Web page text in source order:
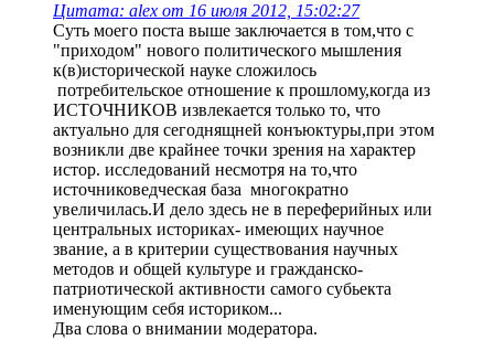
Цитата: alex от 16 июля 2012, 15:02:27
Суть моего поста выше заключается в том,что с
"приходом" нового политического мышления
к(в)исторической науке сложилось
потребительское отношение к прошлому,когда из
ИСТОЧНИКОВ извлекается только то, что
актуально для сегоднящней конъюктуры,при этом
возникли две крайнее точки зрения на характер
истор. исследований несмотря на то,что
источниковедческая база многократно
увеличилась.И дело здесь не в переферийных или
центральных историках- имеющих научное
звание, а в критерии существования научных
методов и общей культуре и гражданско-
патриотической активности самого субьекта
именующим себя историком...
Два слова о внимании модератора.